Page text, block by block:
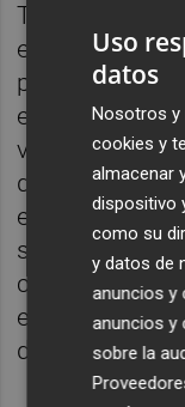
También ha
es catedrático
planteó crear
estuvieran
vinculados a
de adoptar las
evitar que el
situación de
comisión se
efectos que en
decisión de
Uso
datos
Nosotros
cookies y
almacenar
dispositivo
como su
y datos de
anuncios y
anuncios y
sobre la